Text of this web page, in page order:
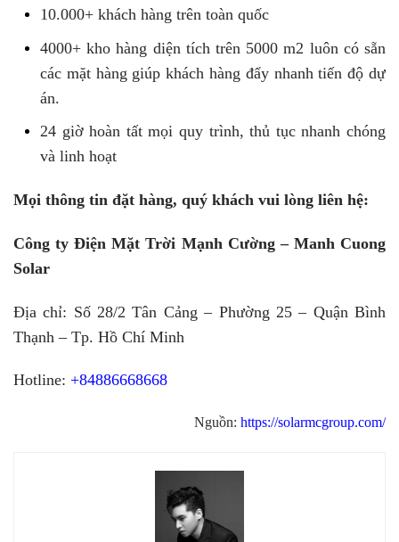
10.000+ khách hàng trên toàn quốc
4000+ kho hàng diện tích trên 5000 m2 luôn có sẵn
các mặt hàng giúp khách hàng đẩy nhanh tiến độ dự
án.
24 giờ hoàn tất mọi quy trình, thủ tục nhanh chóng
và linh hoạt
Mọi thông tin đặt hàng, quý khách vui lòng liên hệ:
Công ty Điện Mặt Trời Mạnh Cường – Manh Cuong
Solar
Địa chỉ: Số 28/2 Tân Cảng – Phường 25 – Quận Bình
Thạnh – Tp. Hồ Chí Minh
Hotline: +84886668668
Nguồn: https://solarmcgroup.com/